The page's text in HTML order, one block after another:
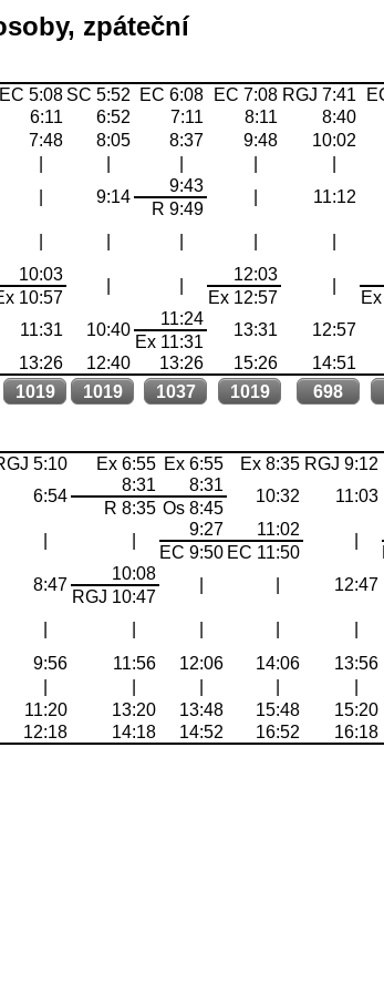
zpáteční
1019 1019 1037 1019 698
EC 5:08 SC 5:52 EC 6:08 EC 7:08 RGJ 7:41
6:11 6:52 7:11 8:11 8:40
7:48 8:05 8:37 9:48 10:02
9:14
9:43
11:12
R 9:49
10:03 12:03
10:57 Ex 12:57
11:31 10:40
11:24
13:31 12:57
Ex 11:31
13:26 12:40 13:26 15:26 14:51
5:10 Ex 6:55 Ex 6:55 Ex 8:35 RGJ 9:12
6:54
8:31 8:31
10:32 11:03
R 8:35 Os 8:45
9:27 11:02
EC 9:50 EC 11:50
8:47
10:08
12:47
RGJ 10:47
9:56 11:56 12:06 14:06 13:56
11:20 13:20 13:48 15:48 15:20
12:18 14:18 14:52 16:52 16:18